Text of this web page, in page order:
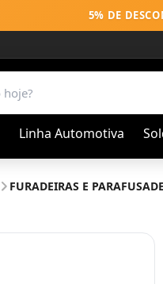
5% DE
Linha Automotiva
FURADEIRAS E